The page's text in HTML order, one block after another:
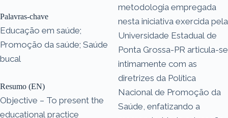
Palavras-chave
Educação em saúde;
Promoção da saúde; Saúde
bucal
Resumo (EN)
Objective – To present the
educational practice
metodologia empregada
nesta iniciativa exercida pela
Universidade Estadual de
Ponta Grossa-PR articula-se
intimamente com as
diretrizes da Política
Nacional de Promoção da
Saúde, enfatizando a